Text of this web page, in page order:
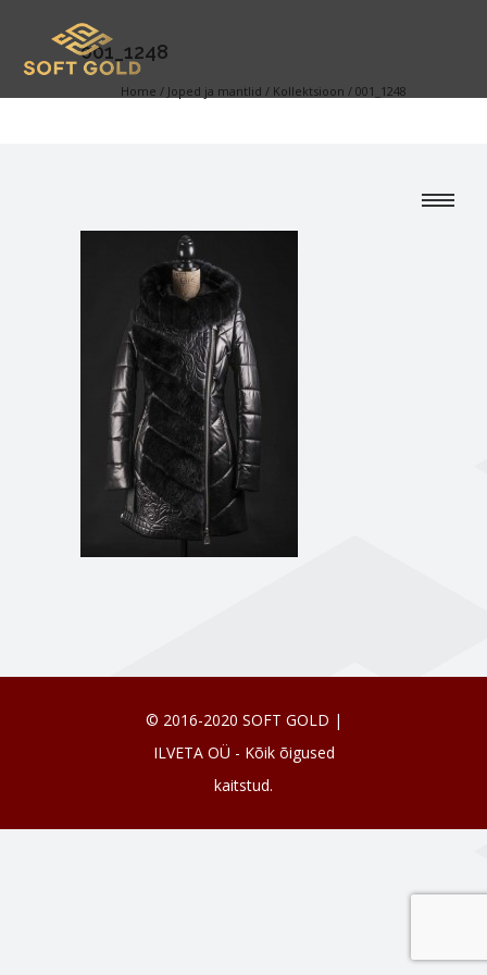
001_1248
Home / Joped ja mantlid / Kollektsioon / 001_1248
© 2016-2020 SOFT GOLD |
ILVETA OÜ - Kõik õigused
kaitstud.